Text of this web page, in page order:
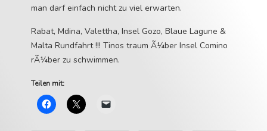
man darf einfach nicht zu viel erwarten.
Rabat, Mdina, Valettha, Insel Gozo, Blaue Lagune &
Malta Rundfahrt !!! Tinos traum Ã¼ber Insel Comino
rÃ¼ber zu schwimmen.
Teilen mit: